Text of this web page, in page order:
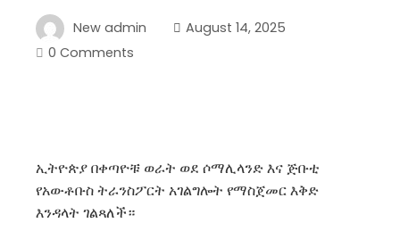
New admin
August 14, 2025
0 Comments
ኢትዮጵያ በቀጣዮቹ ወራት ወደ ሶማሊላንድ እና ጅቡቲ
የአውቶቡስ ትራንስፖርት አገልግሎት የማስጀመር እቅድ
እንዳላት ገልጻለች።